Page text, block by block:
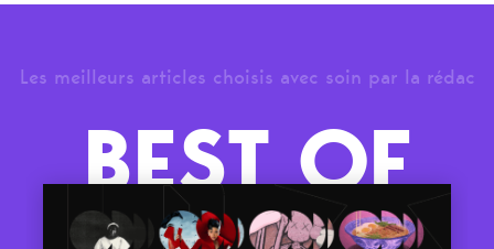
Les meilleurs articles choisis avec soin par la rédac
BEST OF